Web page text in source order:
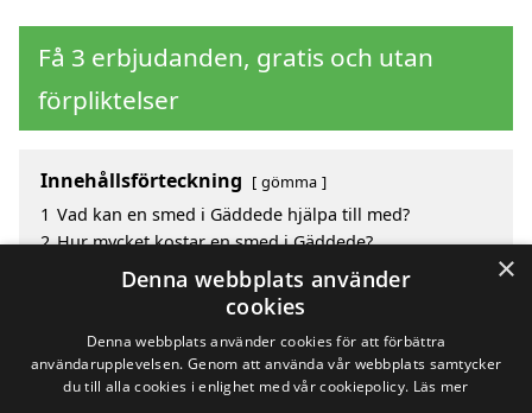
Få 3 erbjudanden, gratis och utan
förpliktelser
Innehållsförteckning gömma
1 Vad kan en smed i Gäddede hjälpa till med?
2 Hur mycket kostar en smed i Gäddede?
Fördelar med att välja smed i Gäddede
Sök efter en skicklig smed i de omgivande städerna
×
Denna webbplats använder
cookies
Denna webbplats använder cookies för att förbättra
användarupplevelsen. Genom att använda vår webbplats samtycker
du till alla cookies i enlighet med vår cookiepolicy. Läs mer